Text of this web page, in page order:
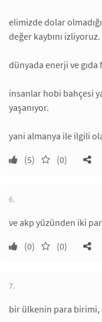
elimizde dolar
değer kaybını izliyoruz.
dünyada enerji ve
insanlar hobi bahçesi
yaşanıyor.
yani almanya ile ilgili
(5)
(0)
6.
ve akp yüzünden iki
(0)
(0)
7.
bir ülkenin para birimi,